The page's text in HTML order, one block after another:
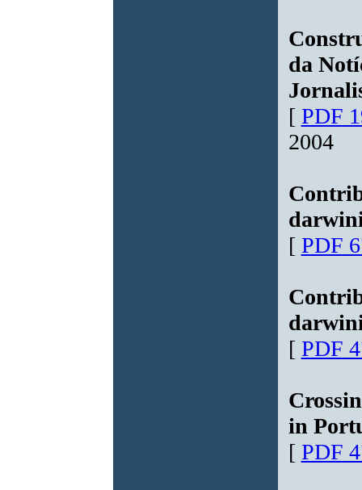
da
[ PDF
2004
[ PDF
[ PDF
in
[ PDF